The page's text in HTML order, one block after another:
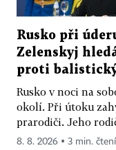
Rusko při
Zelenskyj
proti
Rusko v noci na
okolí. Při útoku
prarodiči. Jeho
8. 8. 2026 ▪ 3 min. čtení